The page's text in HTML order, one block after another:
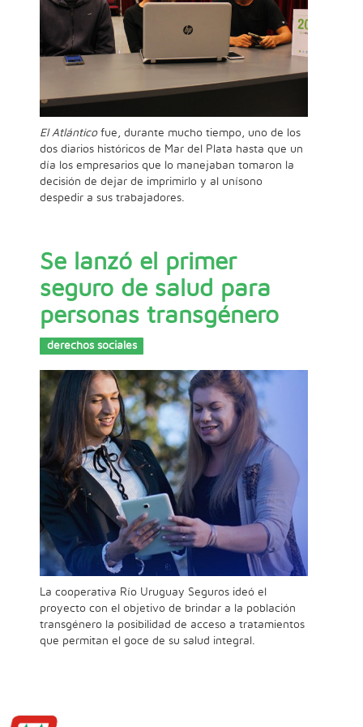
El Atlánticofue, durante mucho tiempo, uno de los
dos diarios históricos de Mar del Plata hasta que un
día los empresarios que lo manejaban tomaron la
decisión de dejar de imprimirlo y al unísono
despedir a sus trabajadores.
Se lanzó el primer
seguro de salud para
personas transgénero
derechos sociales
La cooperativa Río Uruguay Seguros ideó el
proyecto con el objetivo de brindar a la población
transgénero la posibilidad de acceso a tratamientos
que permitan el goce de su salud integral.